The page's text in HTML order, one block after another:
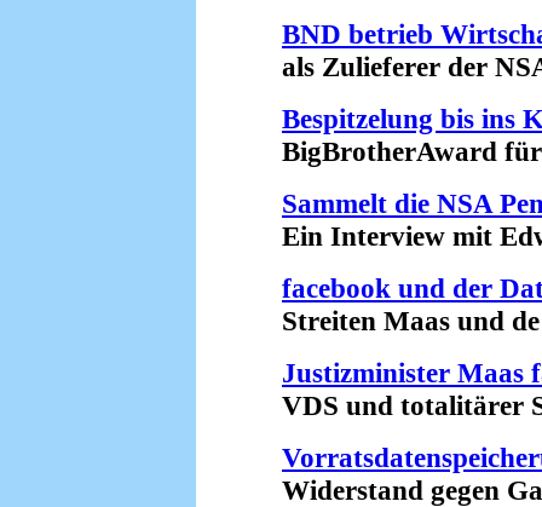
BND betrieb
als Zulieferer der
Bespitzelung bis ins
BigBrotherAward für
Sammelt die NSA
Ein Interview mit
facebook und der
Streiten Maas und de
Justizminister Maas
VDS und totalitärer
Widerstand gegen